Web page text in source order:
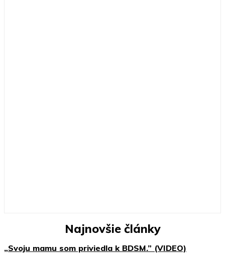
Najnovšie články
„Svoju mamu som priviedla k BDSM.” (VIDEO)